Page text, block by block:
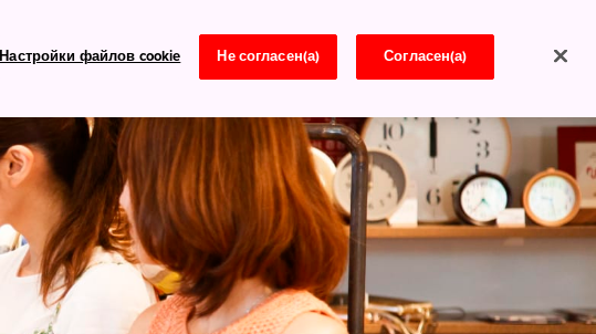
Новости
Настройки файлов cookie Не согласен(а) Согласен(а)